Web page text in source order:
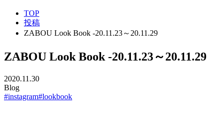
TOP
投稿
ZABOU Look Book -20.11.23～20.11.29
ZABOU Look Book -20.11.23～20.11.29
2020.11.30
Blog
#instagram#lookbook